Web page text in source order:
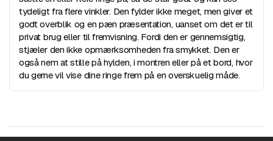
tydeligt fra flere vinkler. Den fylder ikke meget, men giver et
godt overblik og en pæn præsentation, uanset om det er til
privat brug eller til fremvisning. Fordi den er gennemsigtig,
stjæler den ikke opmærksomheden fra smykket. Den er
også nem at stille på hylden, i montren eller på et bord, hvor
du gerne vil vise dine ringe frem på en overskuelig måde.